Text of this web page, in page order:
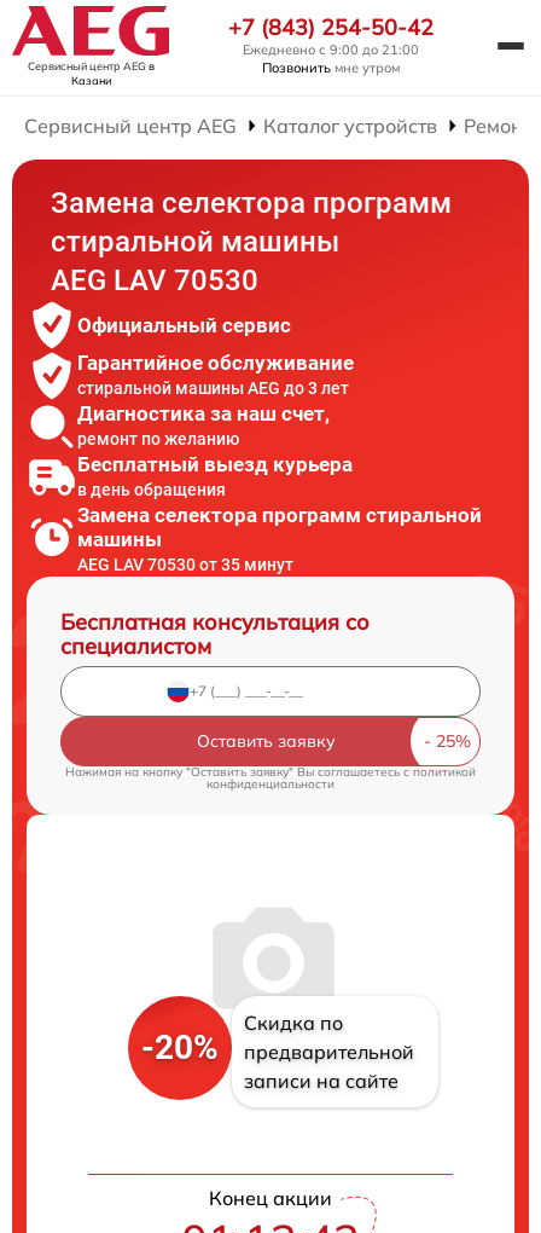
Сервисный центр AEG в
Казани
+7 (843) 254-50-42
Ежедневно с 9:00 до 21:00
Позвонить мне утром
Сервисный центр AEG Каталог устройств Ремонт
Замена селектора программ
стиральной машины
AEG LAV 70530
Официальный сервис
Гарантийное обслуживание
стиральной машины AEG до 3 лет
Диагностика за наш счет,
ремонт по желанию
Бесплатный выезд курьера
в день обращения
Замена селектора программ стиральной
машины
AEG LAV 70530 от 35 минут
Бесплатная консультация со
специалистом
Оставить заявку
Нажимая на кнопку "Оставить заявку" Вы соглашаетесь cполитикой
конфиденциальности
-20%
Скидка по
предварительной
записи на сайте
Конец акции